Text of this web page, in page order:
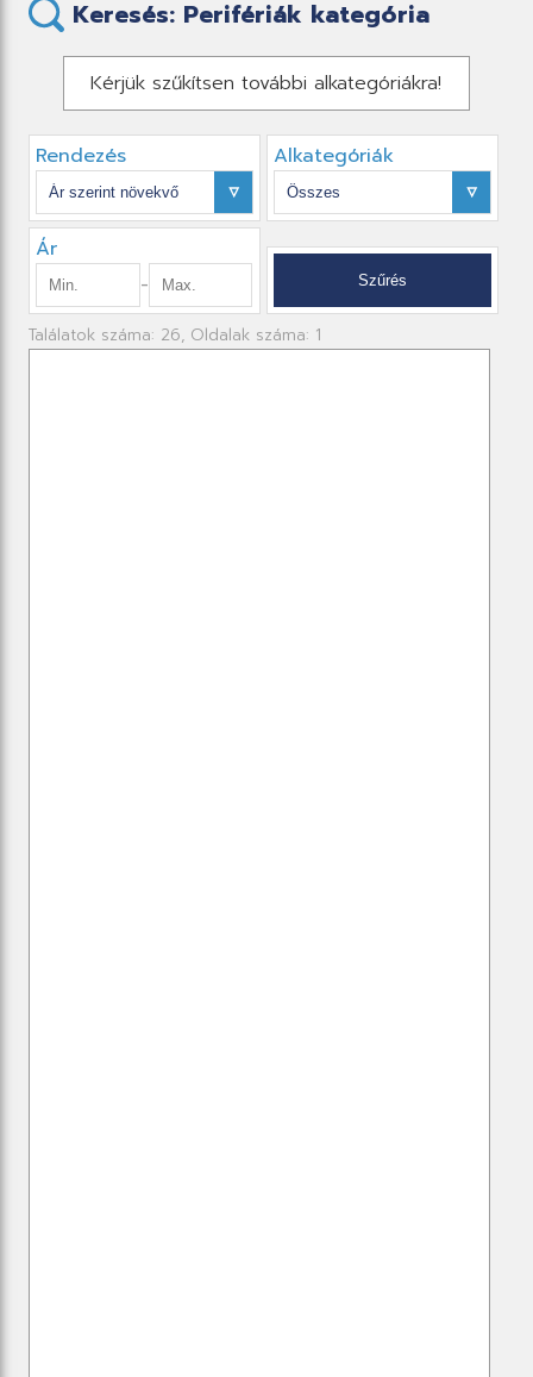
Keresés: Perifériák kategória
Kérjük szűkítsen további alkategóriákra!
Rendezés Alkategóriák
Ár
-
Találatok száma: 26, Oldalak száma: 1